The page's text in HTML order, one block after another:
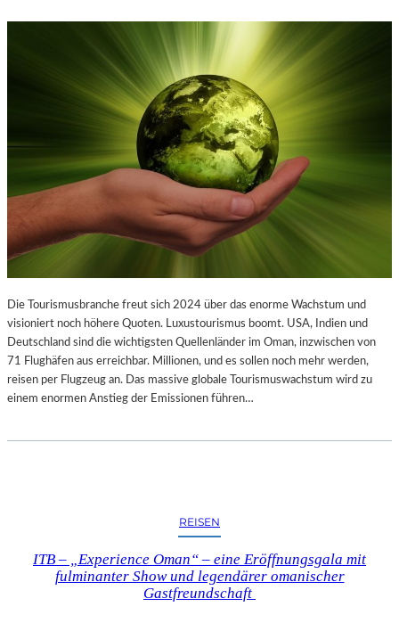
Die Tourismusbranche freut sich 2024 über das enorme Wachstum und
visioniert noch höhere Quoten. Luxustourismus boomt. USA, Indien und
Deutschland sind die wichtigsten Quellenländer im Oman, inzwischen von
71 Flughäfen aus erreichbar. Millionen, und es sollen noch mehr werden,
reisen per Flugzeug an. Das massive globale Tourismuswachstum wird zu
einem enormen Anstieg der Emissionen führen…
REISEN
ITB – „Experience Oman“ – eine Eröffnungsgala mit
fulminanter Show und legendärer omanischer
Gastfreundschaft